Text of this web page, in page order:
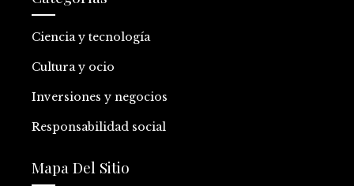
Ciencia y tecnología
Cultura y ocio
Inversiones y negocios
Responsabilidad social
Mapa Del Sitio